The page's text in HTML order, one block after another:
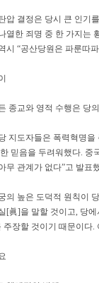
압 결정은 당시 큰 인기
열한 죄명 중 한 가지는
시 “공산당원은 파룬따
종교와 영적 수행은 당
지도자들은 폭력혁명
믿음을 두려워했다. 중
무 관계가 없다”고 발표
의 높은 도덕적 원칙이
[眞]을 말할 것이고, 당
주장할 것이기 때문이다.